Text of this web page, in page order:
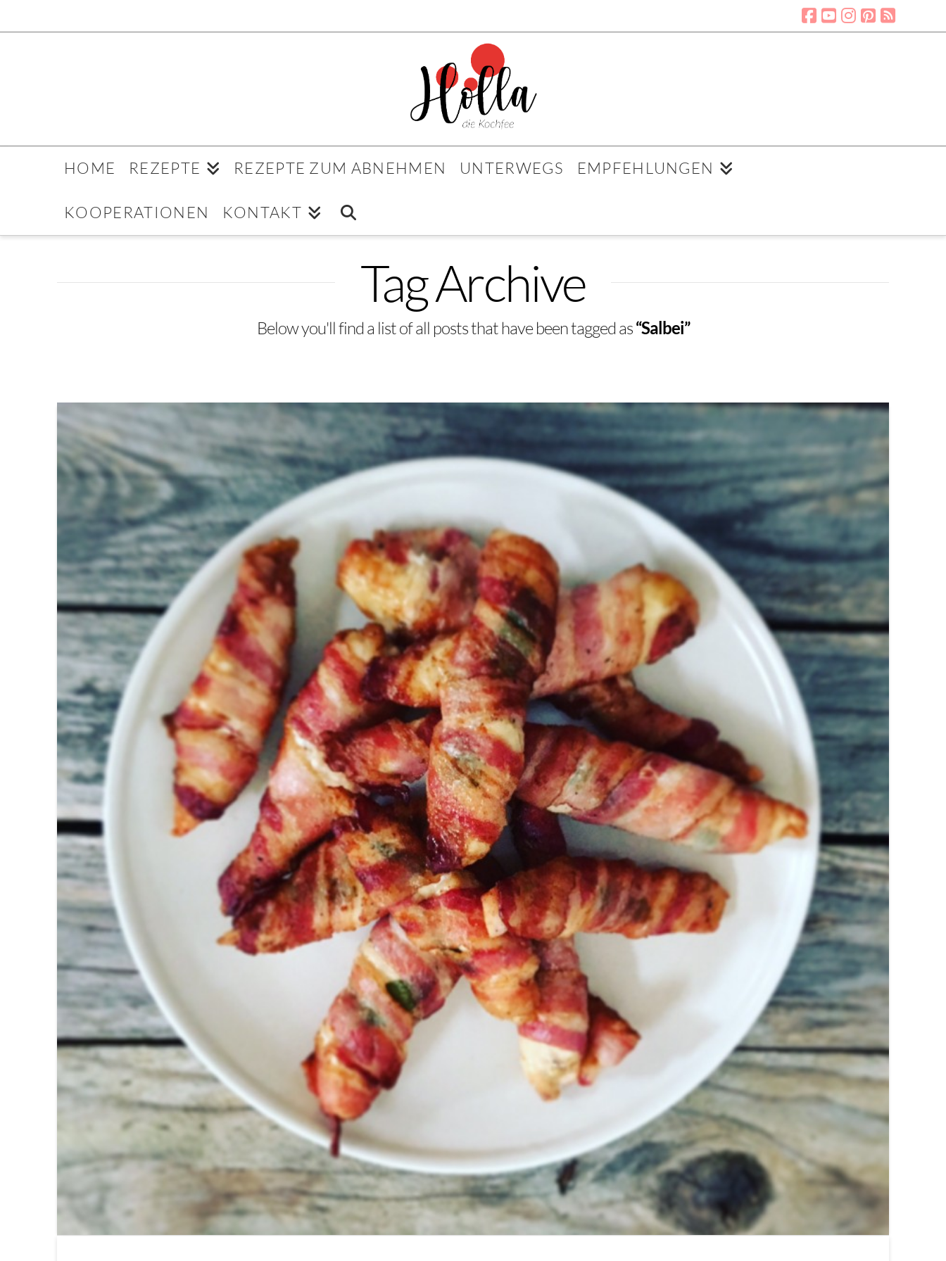
HOME REZEPTE REZEPTE ZUM ABNEHMEN UNTERWEGS EMPFEHLUNGEN
KOOPERATIONEN KONTAKT
Tag Archive
Below you'll find a list of all posts that have been tagged as“Salbei”